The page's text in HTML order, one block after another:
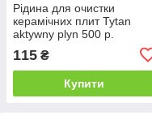
Рідина для очистки
керамічних плит Tytan
aktywny plyn 500 р.
115 ₴
Купити